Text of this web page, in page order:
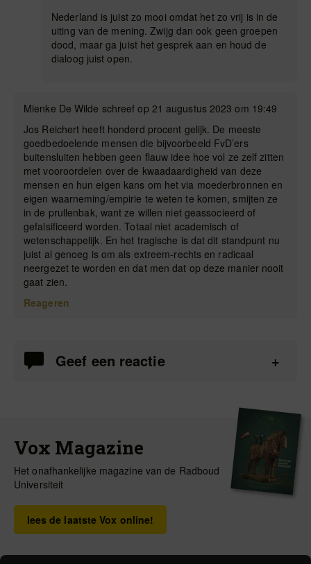
Nederland is juist zo mooi omdat het zo vrij is in de
uiting van de mening. Zwijg dan ook geen groepen
dood, maar ga juist het gesprek aan en houd de
dialoog juist open.
Mienke De Wilde schreef op 21 augustus 2023 om 19:49
Jos Reichert heeft honderd procent gelijk. De meeste
goedbedoelende mensen die bijvoorbeeld FvD’ers
buitensluiten hebben geen flauw idee hoe vol ze zelf zitten
met vooroordelen over de kwaadaardigheid van deze
mensen en hun eigen kans om het via moederbronnen en
eigen waarneming/empirie te weten te komen, smijten ze
in de prullenbak, want ze willen niet geassocieerd of
gefalsificeerd worden. Totaal niet academisch of
wetenschappelijk. En het tragische is dat dit standpunt nu
juist al genoeg is om als extreem-rechts en radicaal
neergezet te worden en dat men dat op deze manier nooit
gaat zien.
Reageren
Geef een reactie
Vox Magazine
Het onafhankelijke magazine van de Radboud
Universiteit
lees de laatste Vox online!